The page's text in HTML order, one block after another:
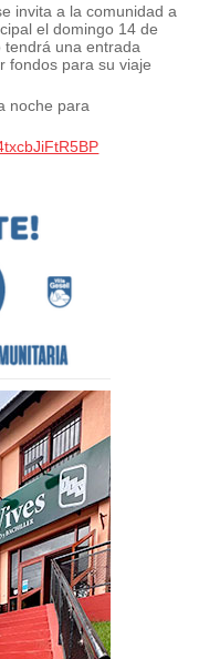
invita a la comunidad a
el domingo 14 de
tendrá una entrada
fondos para su viaje
noche para